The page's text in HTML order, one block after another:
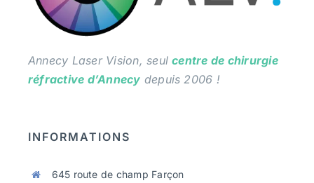
Annecy Laser Vision, seulcentre de chirurgie
réfractive d’Annecy depuis 2006 !
INFORMATIONS
645 route de champ Farçon